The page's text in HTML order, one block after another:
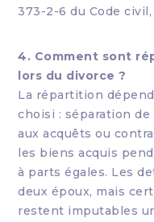
373-2-6 du Code
4. Comment sont
lors du divorce ?
La répartition
choisi : séparation
aux acquêts ou
les biens acquis
à parts égales. Les
deux époux, mais
restent imputables